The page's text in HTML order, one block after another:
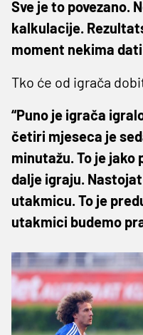
Sve je to povezano.
kalkulacije.
moment nekima dati
Tko će od igrača
“Puno je igrača
četiri mjeseca je
minutažu. To je jako
dalje igraju.
utakmicu. To je
utakmici budemo